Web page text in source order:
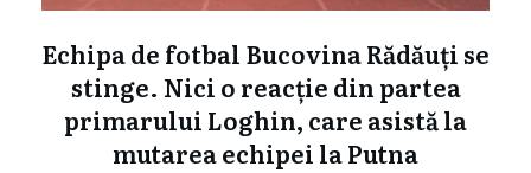
Echipa de fotbal Bucovina Rădăuți se
stinge. Nici o reacție din partea
primarului Loghin, care asistă la
mutarea echipei la Putna